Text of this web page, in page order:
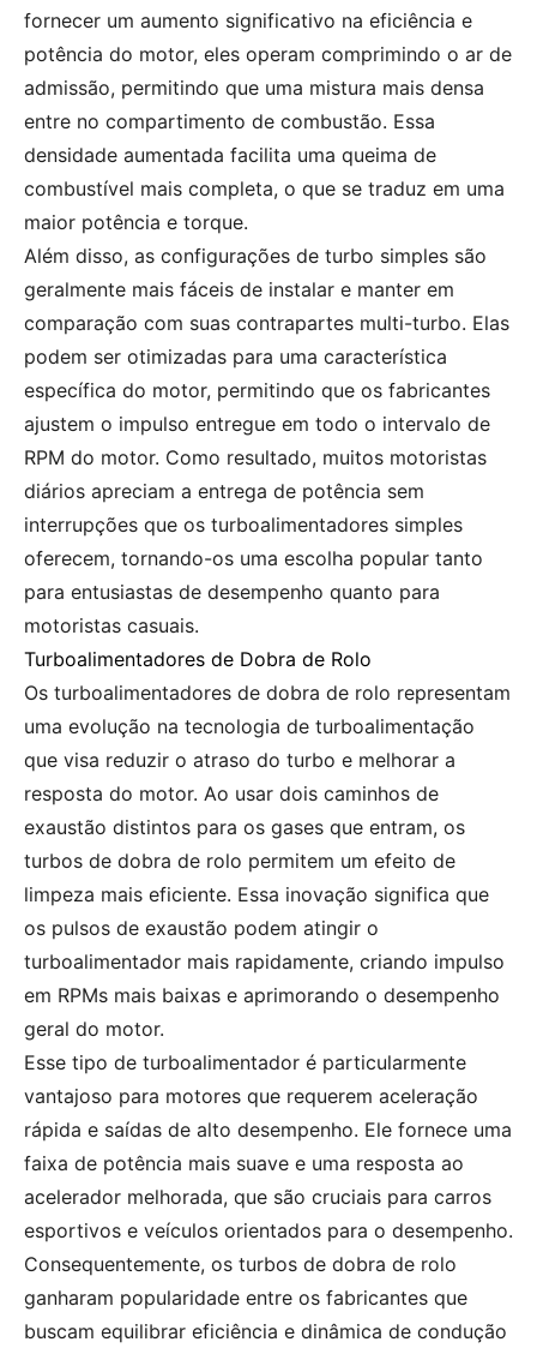
fornecer um aumento significativo na eficiência e
potência do motor, eles operam comprimindo o ar de
admissão, permitindo que uma mistura mais densa
entre no compartimento de combustão. Essa
densidade aumentada facilita uma queima de
combustível mais completa, o que se traduz em uma
maior potência e torque.
Além disso, as configurações de turbo simples são
geralmente mais fáceis de instalar e manter em
comparação com suas contrapartes multi-turbo. Elas
podem ser otimizadas para uma característica
específica do motor, permitindo que os fabricantes
ajustem o impulso entregue em todo o intervalo de
RPM do motor. Como resultado, muitos motoristas
diários apreciam a entrega de potência sem
interrupções que os turboalimentadores simples
oferecem, tornando-os uma escolha popular tanto
para entusiastas de desempenho quanto para
motoristas casuais.
Turboalimentadores de Dobra de Rolo
Os turboalimentadores de dobra de rolo representam
uma evolução na tecnologia de turboalimentação
que visa reduzir o atraso do turbo e melhorar a
resposta do motor. Ao usar dois caminhos de
exaustão distintos para os gases que entram, os
turbos de dobra de rolo permitem um efeito de
limpeza mais eficiente. Essa inovação significa que
os pulsos de exaustão podem atingir o
turboalimentador mais rapidamente, criando impulso
em RPMs mais baixas e aprimorando o desempenho
geral do motor.
Esse tipo de turboalimentador é particularmente
vantajoso para motores que requerem aceleração
rápida e saídas de alto desempenho. Ele fornece uma
faixa de potência mais suave e uma resposta ao
acelerador melhorada, que são cruciais para carros
esportivos e veículos orientados para o desempenho.
Consequentemente, os turbos de dobra de rolo
ganharam popularidade entre os fabricantes que
buscam equilibrar eficiência e dinâmica de condução